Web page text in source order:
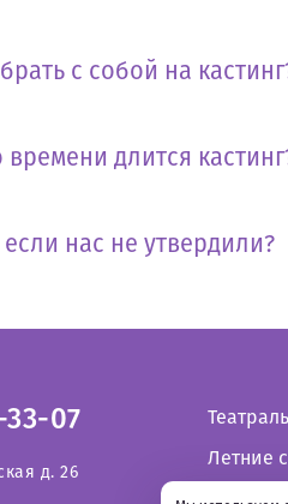
с собой на
времени длится
нас не утвердили?
33-07
д. 26
Летние
Зимние